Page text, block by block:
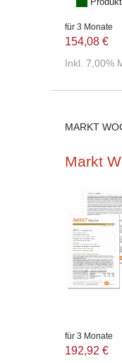
für 3 Monate
154,08 €
Inkl. 7,00%
MARKT
Markt
für 3 Monate
192,92 €